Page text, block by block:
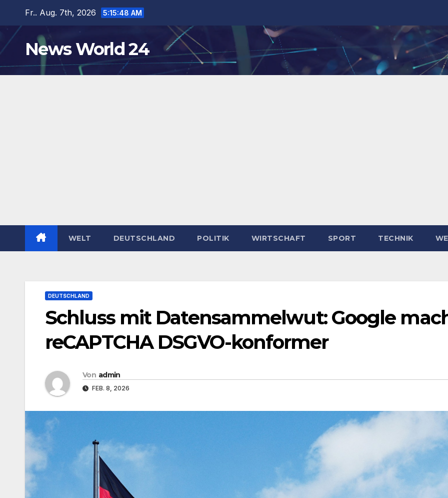
springen
Fr.. Aug. 7th, 2026 5:15:49 AM
News World 24
WELT DEUTSCHLAND POLITIK WIRTSCHAFT SPORT TECHNIK
DEUTSCHLAND
Schluss mit Datensammelwut: Google
reCAPTCHA DSGVO-konformer
Von admin
FEB. 8, 2026